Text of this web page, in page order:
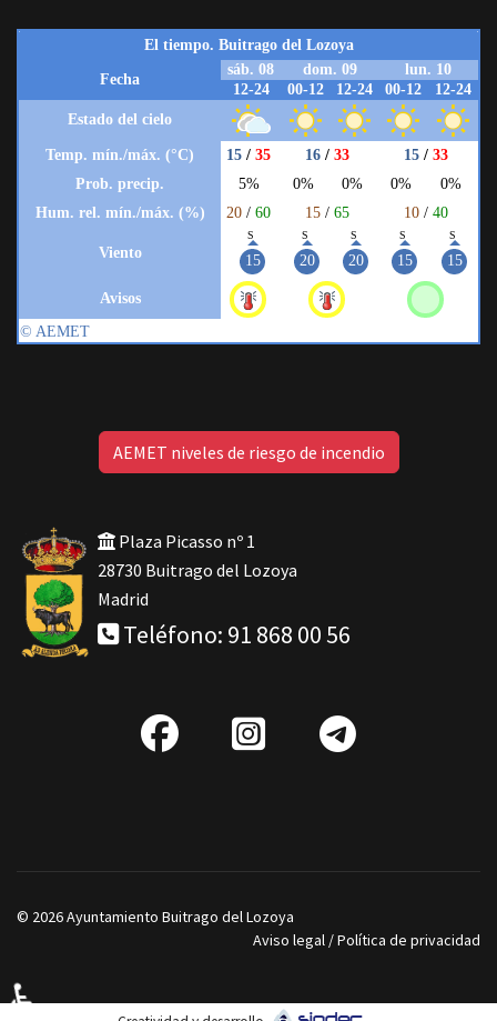
AEMET niveles de riesgo de incendio
Plaza Picasso nº 1
28730 Buitrago del Lozoya
Madrid
Teléfono: 91 868 00 56
fab
IG
© 2026 Ayuntamiento Buitrago del Lozoya
Aviso legal /Política de privacidad